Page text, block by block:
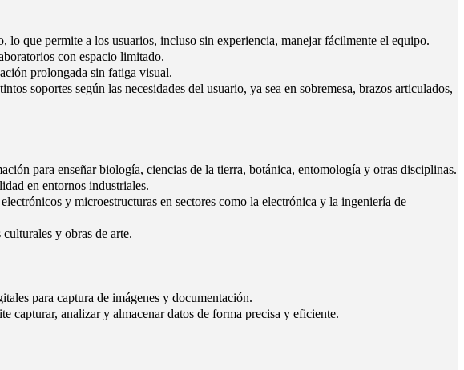
lo que permite a los usuarios, incluso sin experiencia, manejar fácilmente el equipo.
con espacio limitado.
prolongada sin fatiga visual.
soportes según las necesidades del usuario, ya sea en sobremesa, brazos articulados,
para enseñar biología, ciencias de la tierra, botánica, entomología y otras disciplinas.
en entornos industriales.
y microestructuras en sectores como la electrónica y la ingeniería de
y obras de arte.
para captura de imágenes y documentación.
capturar, analizar y almacenar datos de forma precisa y eficiente.